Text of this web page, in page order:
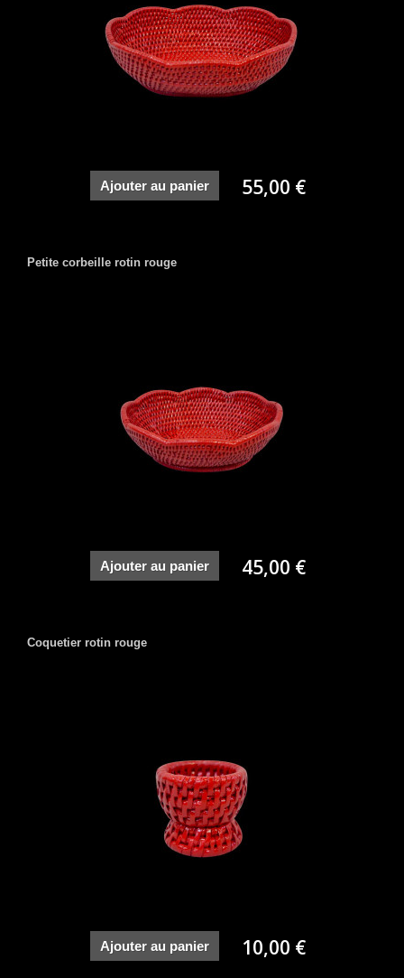
Ajouter au panier 55,00 €
Petite corbeille rotin rouge
Ajouter au panier 45,00 €
Coquetier rotin rouge
Ajouter au panier 10,00 €